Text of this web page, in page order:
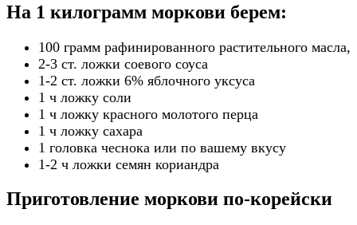
На 1 килограмм моркови берем:
100 грамм рафинированного растительного масла,
2-3 ст. ложки соевого соуса
1-2 ст. ложки 6% яблочного уксуса
1 ч ложку соли
1 ч ложку красного молотого перца
1 ч ложку сахара
1 головка чеснока или по вашему вкусу
1-2 ч ложки семян кориандра
Приготовление моркови по-корейски